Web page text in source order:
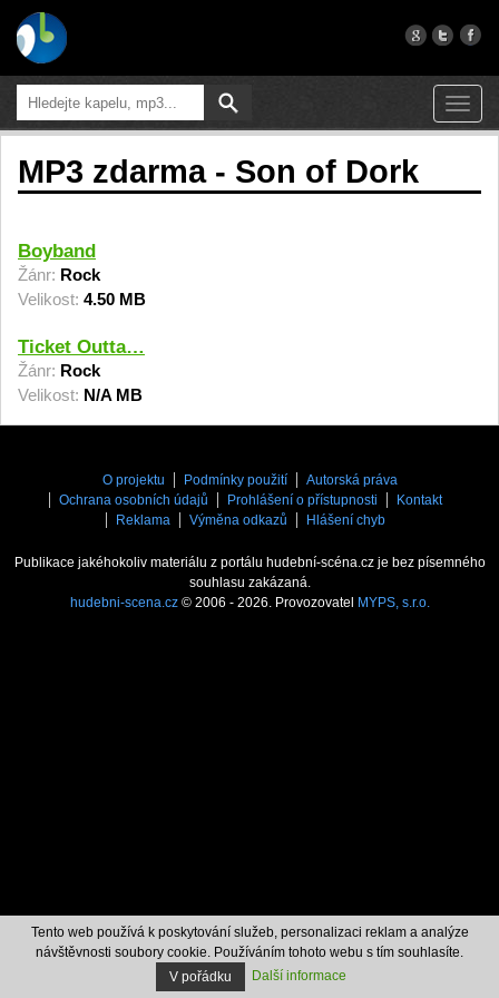
MP3 zdarma - Son of Dork
Boyband
Žánr: Rock
Velikost: 4.50 MB
Ticket Outta…
Žánr: Rock
Velikost: N/A MB
O projektu Podmínky použití
Autorská práva
Ochrana osobních údajů
Prohlášení o přístupnosti
Kontakt
Reklama
Výměna odkazů Hlášení chyb
Publikace jakéhokoliv materiálu z portálu hudební-scéna.cz je bez písemného
souhlasu zakázaná.
hudebni-scena.cz© 2006 - 2026. Provozovatel MYPS, s.r.o.
Tento web používá k poskytování služeb, personalizaci reklam a analýze
návštěvnosti soubory cookie. Používáním tohoto webu s tím souhlasíte.
V pořádku
Další informace